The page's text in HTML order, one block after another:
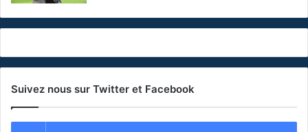
Suivez nous sur Twitter et Facebook